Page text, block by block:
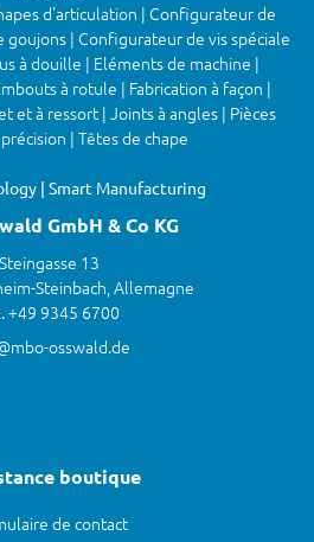
d'articulation | Configurateur de
| Configurateur de vis spéciale
à douille | Eléments de machine |
à rotule | Fabrication à façon |
et à ressort | Joints à angles | Pièces
| Têtes de chape
| Smart Manufacturing
GmbH & Co KG
Steingasse 13
Steinbach, Allemagne
+49 9345 6700
osswald.de
boutique
de contact